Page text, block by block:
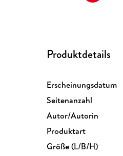
Produktdetails
Erscheinungsdatum
Seitenanzahl
Autor/Autorin
Produktart
Größe (L/B/H)